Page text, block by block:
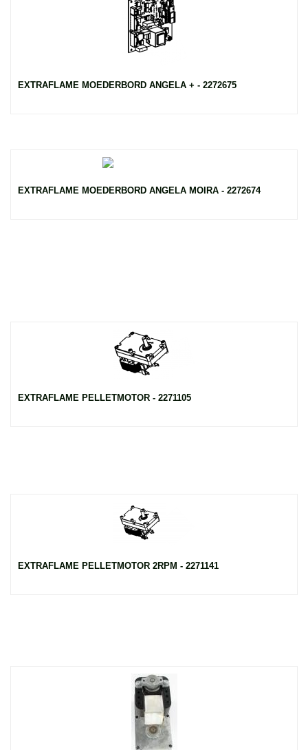
EXTRAFLAME MOEDERBORD ANGELA + - 2272675
EXTRAFLAME MOEDERBORD ANGELA MOIRA - 2272674
EXTRAFLAME PELLETMOTOR - 2271105
EXTRAFLAME PELLETMOTOR 2RPM - 2271141